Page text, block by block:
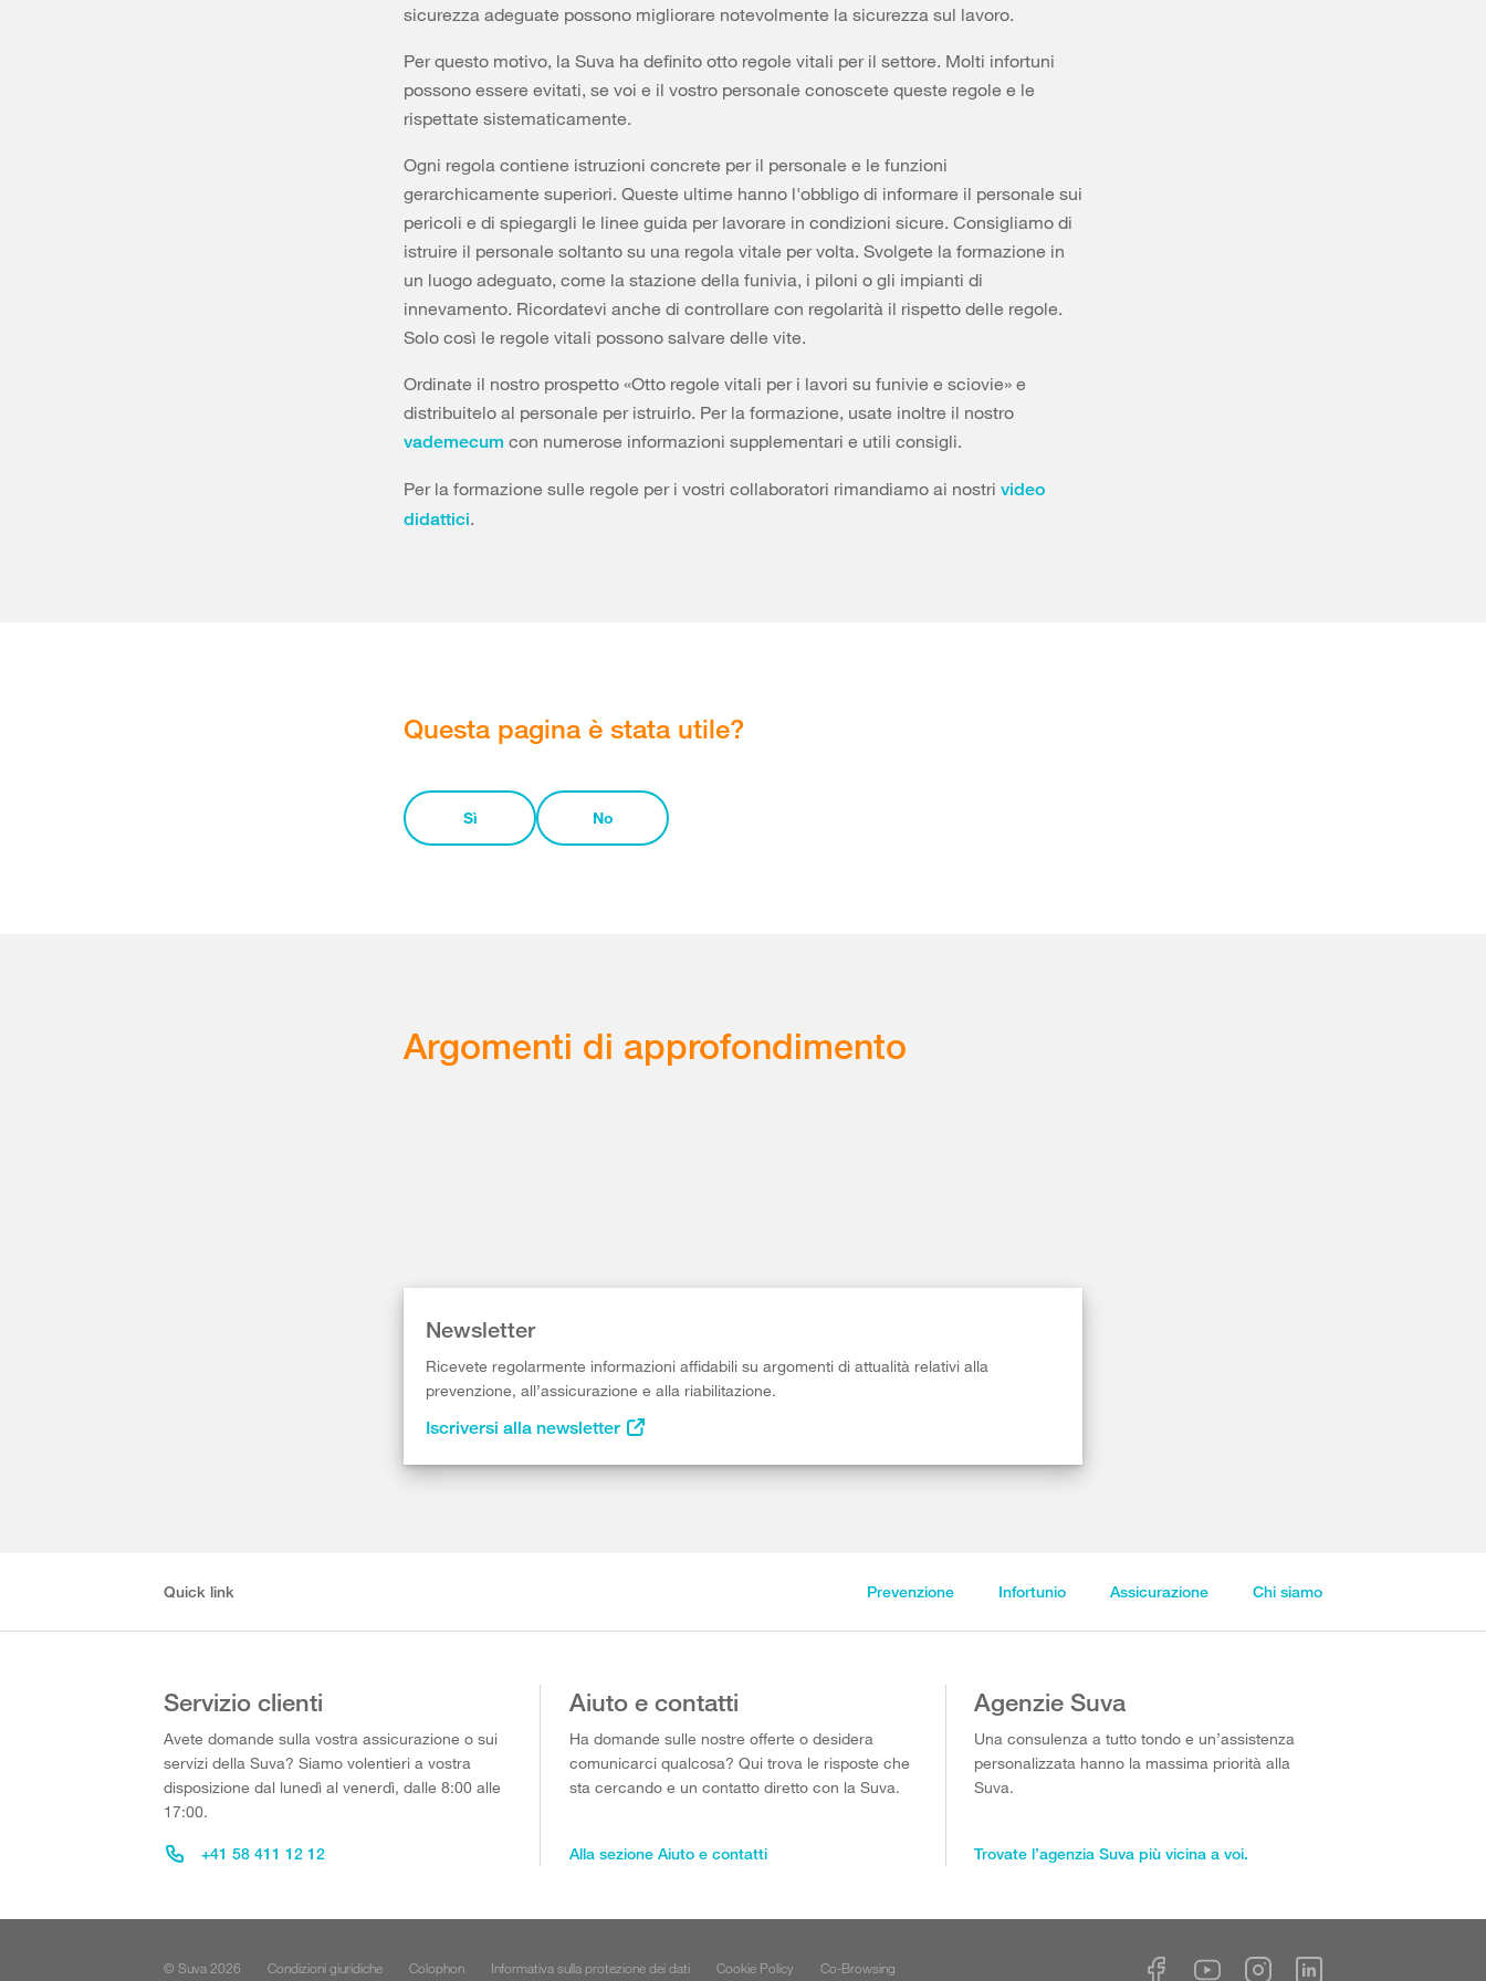
sicurezza adeguate possono migliorare notevolmente la sicurezza sul lavoro.
Per questo motivo, la Suva ha definito otto regole vitali per il settore. Molti infortuni
possono essere evitati, se voi e il vostro personale conoscete queste regole e le
rispettate sistematicamente.
Ogni regola contiene istruzioni concrete per il personale e le funzioni
gerarchicamente superiori. Queste ultime hanno l'obbligo di informare il personale sui
pericoli e di spiegargli le linee guida per lavorare in condizioni sicure. Consigliamo di
istruire il personale soltanto su una regola vitale per volta. Svolgete la formazione in
un luogo adeguato, come la stazione della funivia, i piloni o gli impianti di
innevamento. Ricordatevi anche di controllare con regolarità il rispetto delle regole.
Solo così le regole vitali possono salvare delle vite.
Ordinate il nostro prospetto «Otto regole vitali per i lavori su funivie e sciovie» e
distribuitelo al personale per istruirlo. Per la formazione, usate inoltre il nostro
vademecum con numerose informazioni supplementari e utili consigli.
Per la formazione sulle regole per i vostri collaboratori rimandiamo ai nostri video
didattici.
Questa pagina è stata utile?
Sì No
Argomenti di approfondimento
Newsletter
Ricevete regolarmente informazioni affidabili su argomenti di attualità relativi alla
prevenzione, all’assicurazione e alla riabilitazione.
Iscriversi alla newsletter
Quick link Prevenzione Infortunio Assicurazione Chi siamo
Servizio clienti
Avete domande sulla vostra assicurazione o sui
servizi della Suva? Siamo volentieri a vostra
disposizione dal lunedì al venerdì, dalle 8:00 alle
17:00.
+41 58 411 12 12
Aiuto e contatti
Ha domande sulle nostre offerte o desidera
comunicarci qualcosa? Qui trova le risposte che
sta cercando e un contatto diretto con la Suva.
Alla sezione Aiuto e contatti
Agenzie Suva
Una consulenza a tutto tondo e un’assistenza
personalizzata hanno la massima priorità alla
Suva.
Trovate l’agenzia Suva più vicina a voi.
© Suva 2026 Condizioni giuridiche Colophon Informativa sulla protezione dei dati Cookie Policy Co-Browsing